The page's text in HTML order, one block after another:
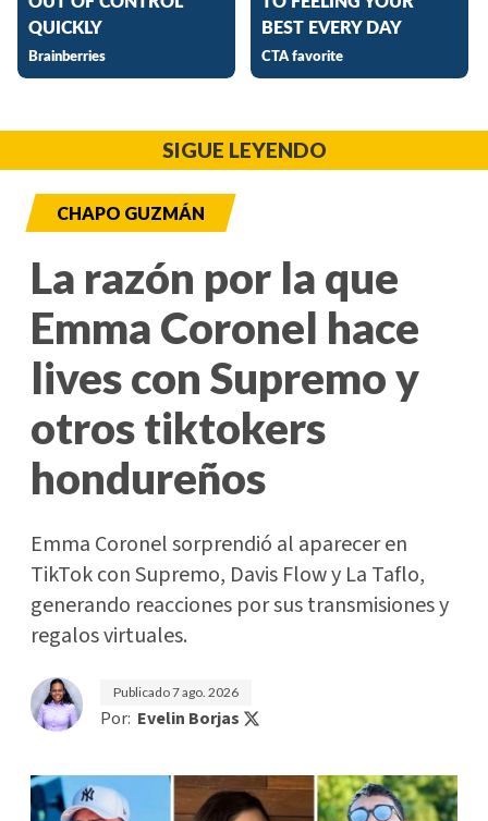
SIGUE LEYENDO
CHAPO GUZMÁN
La razón por la que
Emma Coronel hace
lives con Supremo y
otros tiktokers
hondureños
Emma Coronel sorprendió al aparecer en
TikTok con Supremo, Davis Flow y La Taflo,
generando reacciones por sus transmisiones y
regalos virtuales.
Publicado7 ago. 2026
Por: Evelin Borjas